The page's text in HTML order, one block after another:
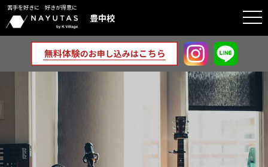
苦手を好きに 好きが得意に
豊中校